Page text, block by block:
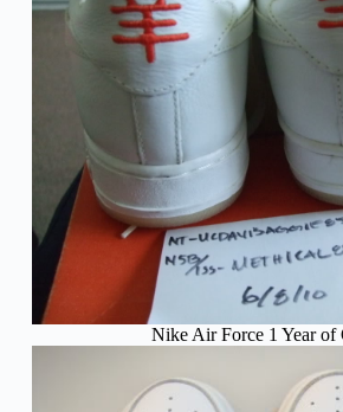
Nike Air Force 1 Year of